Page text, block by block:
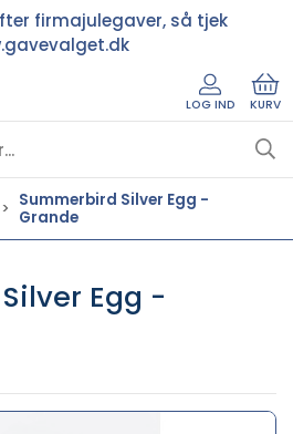
firmajulegaver, så tjek
LOG IND KURV
Summerbird Silver Egg -
Grande
Egg -